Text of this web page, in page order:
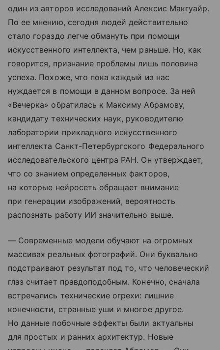
один из авторов исследований Алексис Макгуайр.
По ее мнению, сегодня людей действительно
стало гораздо легче обмануть при помощи
искусственного интеллекта, чем раньше. Но, как
говорится, признание проблемы лишь половина
успеха. Похоже, что пока каждый из нас
нуждается в помощи в данном вопросе. За ней
«Вечерка» обратилась к Максиму Абрамову,
кандидату технических наук, руководителю
лаборатории прикладного искусственного
интеллекта Санкт-Петербургского Федерального
исследовательского центра РАН. Он утверждает,
что со знанием определенных факторов,
на которые нейросеть обращает внимание
при генерации изображений, вероятность
распознать работу ИИ значительно выше.
— Современные модели обучают на огромных
массивах реальных фотографий. Они буквально
подстраивают результат под то, что человеческий
глаз считает правдоподобным. Конечно, сначала
встречались технические огрехи: лишние
конечности, странные уши и многое другое.
Но данные побочные эффекты были актуальны
для простых и ранних архитектур. Новые